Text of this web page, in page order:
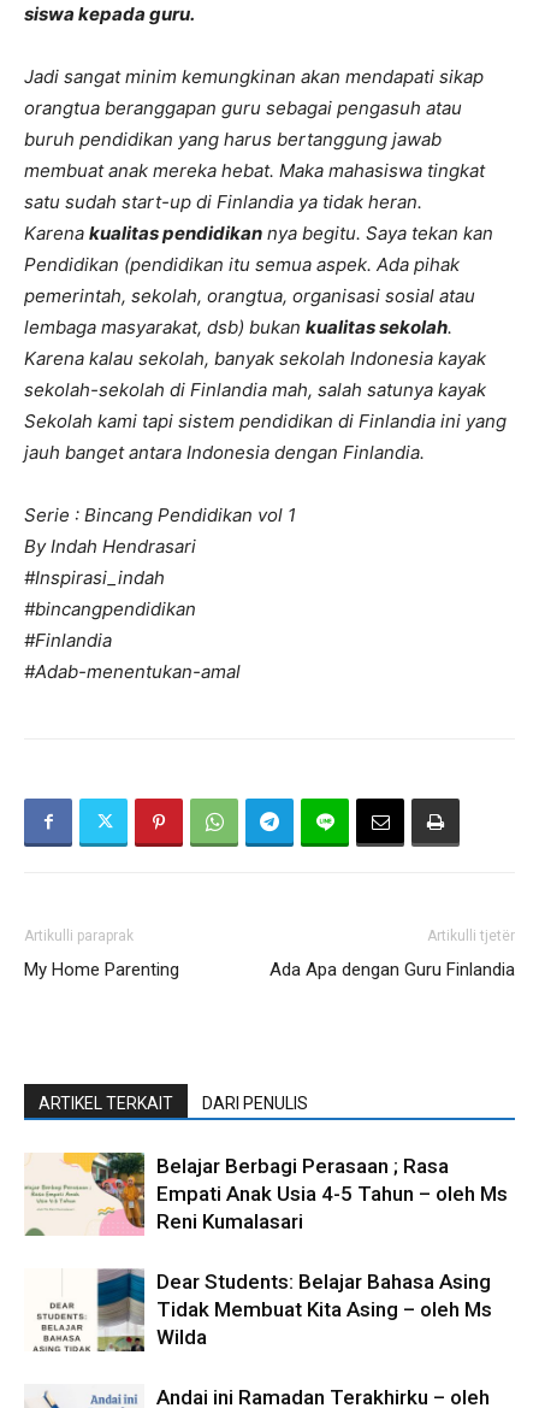
siswa kepada guru.
Jadi sangat minim kemungkinan akan mendapati sikap
orangtua beranggapan guru sebagai pengasuh atau
buruh pendidikan yang harus bertanggung jawab
membuat anak mereka hebat. Maka mahasiswa tingkat
satu sudah start-up di Finlandia ya tidak heran.
Karena kualitas pendidikan nya begitu. Saya tekan kan
Pendidikan (pendidikan itu semua aspek. Ada pihak
pemerintah, sekolah, orangtua, organisasi sosial atau
lembaga masyarakat, dsb) bukan kualitas sekolah.
Karena kalau sekolah, banyak sekolah Indonesia kayak
sekolah-sekolah di Finlandia mah, salah satunya kayak
Sekolah kami tapi sistem pendidikan di Finlandia ini yang
jauh banget antara Indonesia dengan Finlandia.
Serie : Bincang Pendidikan vol 1
By Indah Hendrasari
#Inspirasi_indah
#bincangpendidikan
#Finlandia
#Adab-menentukan-amal
Artikulli paraprak
My Home Parenting
Artikulli tjetër
Ada Apa dengan Guru Finlandia
ARTIKEL TERKAIT DARI PENULIS
Belajar Berbagi Perasaan ; Rasa
Empati Anak Usia 4-5 Tahun – oleh Ms
Reni Kumalasari
Dear Students: Belajar Bahasa Asing
Tidak Membuat Kita Asing – oleh Ms
Wilda
Andai ini Ramadan Terakhirku – oleh